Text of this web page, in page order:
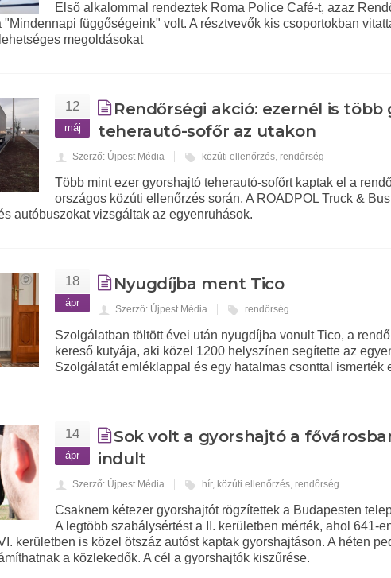
Első alkalommal rendeztek Roma Police Café-t, azaz
"Mindennapi függőségeink" volt. A résztvevők kis csoportokban
megoldásokat
12
máj
Rendőrségi akció: ezernél is több
teherautó-sofőr az utakon
Szerző: Újpest Média közúti ellenőrzés, rendőrség
Több mint ezer gyorshajtó teherautó-sofőrt kaptak el a
országos közúti ellenőrzés során. A ROADPOL Truck &
autóbuszokat vizsgáltak az egyenruhások.
18
ápr
Nyugdíjba ment Tico
Szerző: Újpest Média rendőrség
Szolgálatban töltött évei után nyugdíjba vonult Tico, a
kereső kutyája, aki közel 1200 helyszínen segítette az
Szolgálatát emléklappal és egy hatalmas csonttal ismerték
14
ápr
Sok volt a gyorshajtó a
indult
Szerző: Újpest Média hír, közúti ellenőrzés, rendőrség
Csaknem kétezer gyorshajtót rögzítettek a Budapesten
A legtöbb szabálysértést a II. kerületben mérték, ahol 641-
kerületben is közel ötszáz autóst kaptak gyorshajtáson. A héten
a közlekedők. A cél a gyorshajtók kiszűrése.